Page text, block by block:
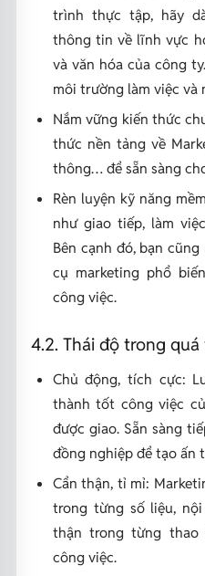
trình thực tập, hãy
thông tin về lĩnh vực
và văn hóa của công
môi trường làm việc và
Nắm vững kiến thức
thức nền tảng về
thông… để sẵn sàng
Rèn luyện kỹ năng
như giao tiếp, làm
Bên cạnh đó, bạn
cụ marketing phổ
công việc.
4.2. Thái độ trong
Chủ động, tích cực:
thành tốt công việc
được giao. Sẵn sàng
đồng nghiệp để tạo ấn
Cẩn thận, tỉ mỉ:
trong từng số liệu,
thận trong từng
công việc.